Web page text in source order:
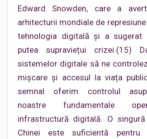
Edward Snowden, care a
arhitecturii mondiale de
tehnologia digitală și a sugerat
putea supraviețui crizei.(15)
sistemelor digitale să ne
mișcare și accesul la viața
semnal oferim controlul
noastre fundamentale
infrastructură digitală. O
Chinei este suficientă pentru